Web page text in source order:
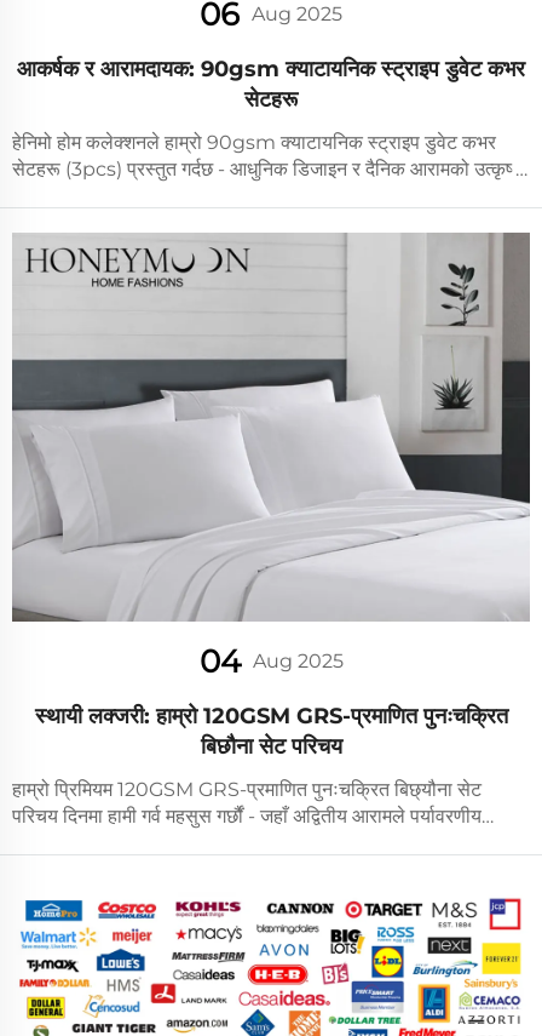
06 Aug 2025
आकर्षक र आरामदायक: 90gsm क्याटायनिक स्ट्राइप डुवेट कभर
सेटहरू
हेनिमो होम कलेक्शनले हाम्रो 90gsm क्याटायनिक स्ट्राइप डुवेट कभर
सेटहरू (3pcs) प्रस्तुत गर्दछ - आधुनिक डिजाइन र दैनिक आरामको उत्कृष्ट
04 Aug 2025
स्थायी लक्जरी: हाम्रो 120GSM GRS-प्रमाणित पुनःचक्रित
बिछौना सेट परिचय
हाम्रो प्रिमियम 120GSM GRS-प्रमाणित पुनःचक्रित बिछ्यौना सेट
परिचय दिनमा हामी गर्व महसुस गर्छौं - जहाँ अद्वितीय आरामले पर्यावरणीय